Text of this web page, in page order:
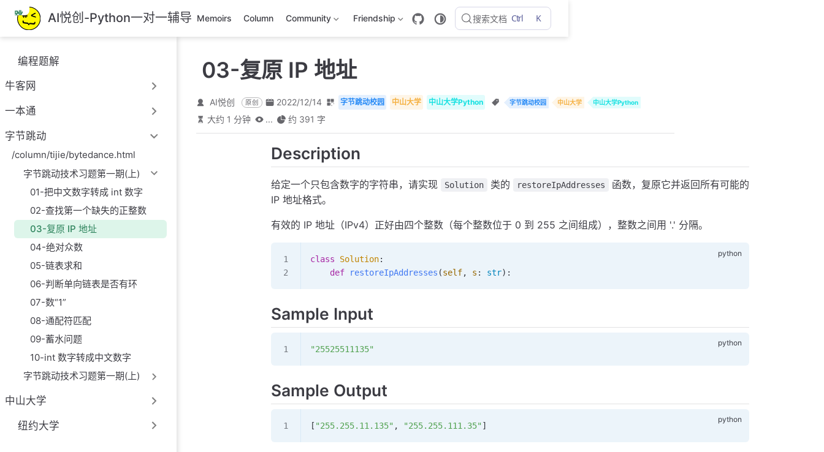
跳
至
主
要
內
容
AI悦创-Python一对一辅导 Memoirs Column Community Friendship 搜索文档 Ctrl K
编程题解
牛客网
一本通
字节跳动
/column/tijie/bytedance.html
字节跳动技术习题第一期(上)
01-把中文数字转成 int 数字
02-查找第一个缺失的正整数
03-复原 IP 地址
04-绝对众数
05-链表求和
06-判断单向链表是否有环
07-数“1”
08-通配符匹配
09-蓄水问题
10-int 数字转成中文数字
字节跳动技术习题第一期(上)
中山大学
纽约大学
03-复原 IP 地址
AI悦创 原创 2022/12/14 字节跳动校园 中山大学 中山大学Python 字节跳动校园 中山大学 中山大学Python
大约 1 分钟 ... 约 391 字
Description
给定一个只包含数字的字符串，请实现 Solution 类的 restoreIpAddresses
函数，复原它并返回所有可能的
IP 地址格式。
有效的 IP 地址（IPv4）正好由四个整数（每个整数位于 0 到 255 之间组成），整数之间用 '.' 分隔。
class Solution:
    def
restoreIpAddresses (self, s : str):
Sample Input
"25525511135"
Sample Output
[ "255.255.11.135" , "255.255.111.35" ]